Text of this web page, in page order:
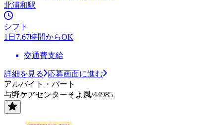
北浦和駅
シフト
1日7.67時間からOK
交通費支給
詳細を見る
応募画面に進む
アルバイト・パート
与野ケアセンターそよ風/44985